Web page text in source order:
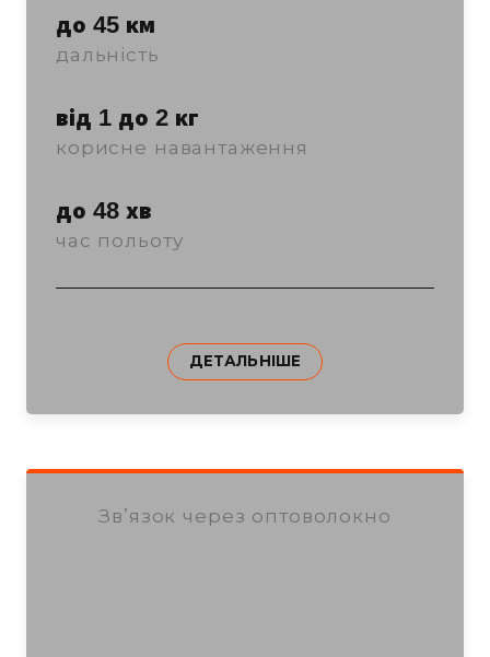
до 45 км
дальність
від 1 до 2 кг
корисне навантаження
до 48 хв
час польоту
ДЕТАЛЬНІШЕ
Звʼязок через оптоволокно